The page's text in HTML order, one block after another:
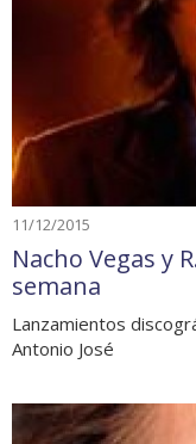
11/12/2015
Nacho Vegas y
semana
Lanzamientos
Antonio José